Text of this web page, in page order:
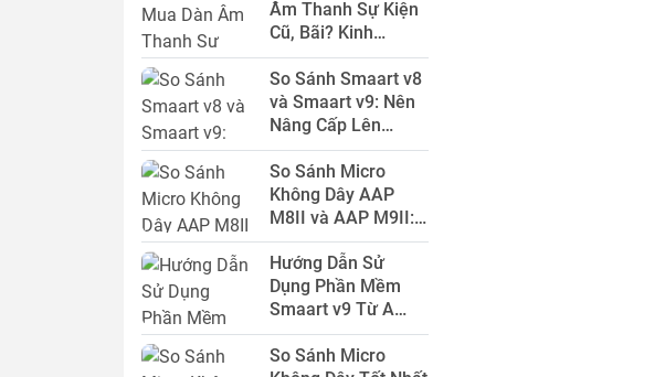
Behringer TECHNICA
Shennheiser Pioneer
Viet K VietKTV
S.WIELER Denon
Klark Teknik Audio Manor
Tempo Sound Neutrik
Alpha Works Sumico
EathWorks Famousound
Âm Thanh Sự Kiện
Cũ, Bãi? Kinh
Nghiệm "Xương
Máu" Từ Người
Trong Nghề
So Sánh Smaart v8
và Smaart v9: Nên
Nâng Cấp Lên
Phiên Bản Mới Nhất
2026?
So Sánh Micro
Không Dây AAP
M8II và AAP M9II:
Nên Chọn Mẫu Nào
Cho Dàn Karaoke
2026?
Hướng Dẫn Sử
Dụng Phần Mềm
Smaart v9 Từ A
Đến Z Cho Người
Mới 2026
So Sánh Micro